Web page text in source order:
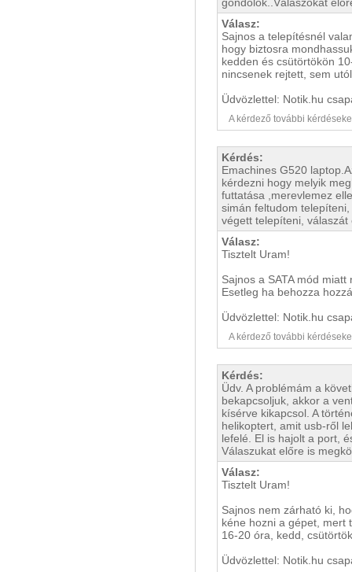
Válasz:
Sajnos a telepítésnél
hogy biztosra
kedden és csütörtökön
nincsenek rejtett, sem
Üdvözlettel: Notik.hu
A kérdező további
Kérdés:
Emachines G520
kérdezni hogy melyik
futtatása ,merevlemez
simán feltudom
végett telepíteni, válaszát
Válasz:
Tisztelt Uram!
Sajnos a SATA mód
Esetleg ha behozza
Üdvözlettel: Notik.hu
A kérdező további
Kérdés:
Üdv. A problémám a
bekapcsoljuk, akkor a
kísérve kikapcsol. A
helikoptert, amit usb-ről
lefelé. El is hajolt a port,
Válaszukat előre is
Válasz:
Tisztelt Uram!
Sajnos nem zárható ki,
kéne hozni a gépet, mert
16-20 óra, kedd,
Üdvözlettel: Notik.hu